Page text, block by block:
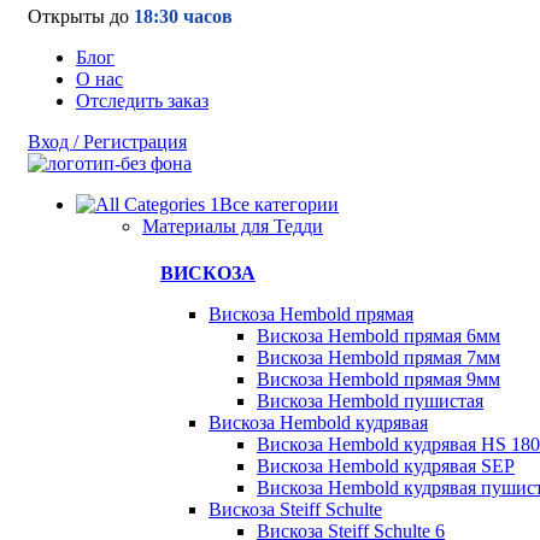
Открыты до 18:30 часов
Блог
О нас
Отследить заказ
Вход / Регистрация
Все категории
Материалы для Тедди
ВИСКОЗА
Вискоза Hembold прямая
Вискоза Hembold прямая 6мм
Вискоза Hembold прямая 7мм
Вискоза Hembold прямая 9мм
Вискоза Hembold пушистая
Вискоза Hembold кудрявая
Вискоза Hembold кудрявая HS 180
Вискоза Hembold кудрявая SEP
Вискоза Hembold кудрявая
Вискоза Steiff Schulte
Вискоза Steiff Schulte 6